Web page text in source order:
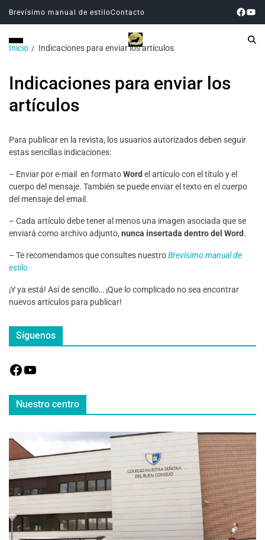
Brevísimo manual de estiloContacto
Inicio Indicaciones para enviar los artículos
Indicaciones para enviar los
artículos
Para publicar en la revista, los usuarios autorizados deben seguir
estas sencillas indicaciones:
– Enviar por e-mail en formatoWord el artículo con el título y el
cuerpo del mensaje. También se puede enviar el texto en el cuerpo
del mensaje del email.
– Cada artículo debe tener al menos una imagen asociada que se
enviará como archivo adjunto, nunca insertada dentro del Word.
– Te recomendamos que consultes nuestroBrevísimo manual de
estilo
¡Y ya está! Así de sencillo… ¡Que lo complicado no sea encontrar
nuevos artículos para publicar!
Síguenos
Nuestro centro